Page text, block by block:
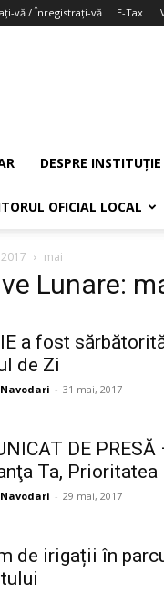
vă / Înregistrați-vă E-Tax
DESPRE INSTITUȚIE
OFICIAL LOCAL
2017 mai
Lunare:
a fost
de Zi
- 31 mai, 2017
DE PRESĂ
Ta, Prioritatea
- 29 mai, 2017
de irigații în